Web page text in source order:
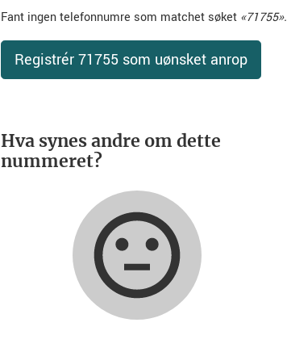
Fant ingen telefonnumre som matchet søket «71755».
Registrér 71755 som uønsket anrop
Hva synes andre om dette
nummeret?